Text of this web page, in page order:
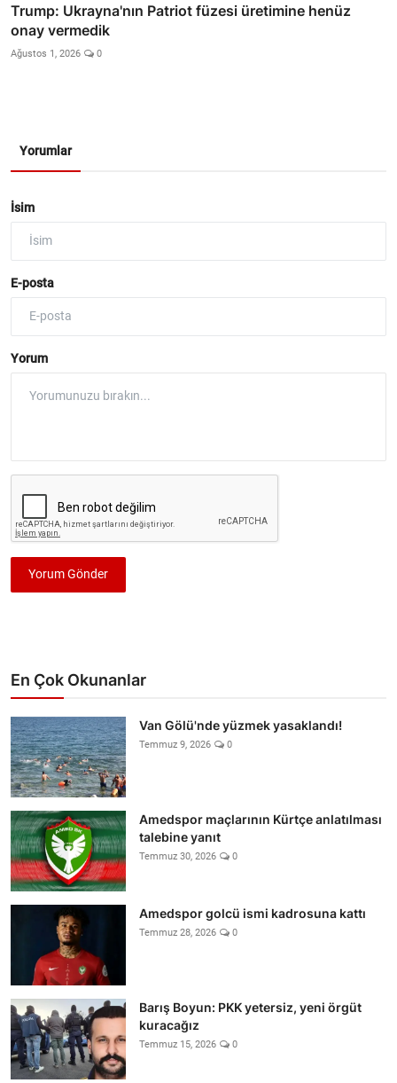
Trump: Ukrayna'nın Patriot füzesi üretimine henüz
onay vermedik
Ağustos 1, 2026 0
Yorumlar
İsim
E-posta
Yorum
Yorum Gönder
En Çok Okunanlar
Van Gölü'nde yüzmek yasaklandı!
Temmuz 9, 2026 0
Amedspor maçlarının Kürtçe anlatılması
talebine yanıt
Temmuz 30, 2026 0
Amedspor golcü ismi kadrosuna kattı
Temmuz 28, 2026 0
Barış Boyun: PKK yetersiz, yeni örgüt
kuracağız
Temmuz 15, 2026 0